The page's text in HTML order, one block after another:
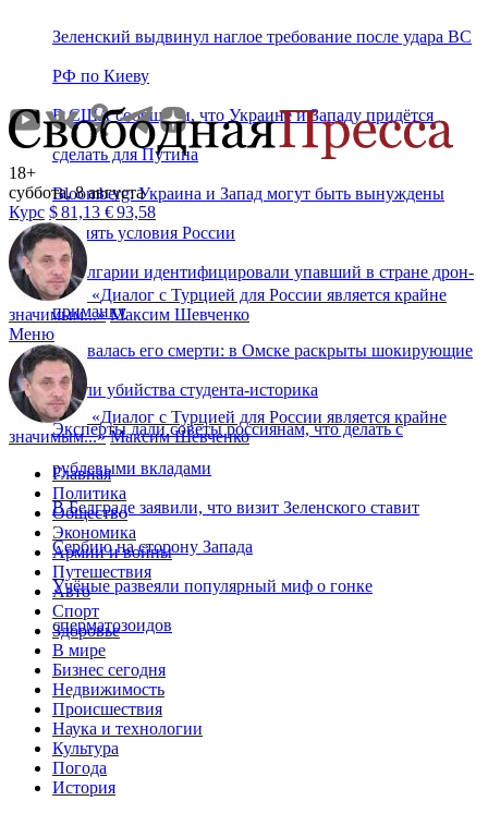
Зеленский выдвинул наглое требование после удара ВС
РФ по Киеву
В США сообщили, что Украине и Западу придётся
сделать для Путина
Bloomberg: Украина и Запад могут быть вынуждены
принять условия России
В Болгарии идентифицировали упавший в стране дрон-
приманку
Радовалась его смерти: в Омске раскрыты шокирующие
детали убийства студента‑историка
Эксперты дали советы россиянам, что делать с
рублевыми вкладами
В Белграде заявили, что визит Зеленского ставит
Сербию на сторону Запада
Учёные развеяли популярный миф о гонке
сперматозоидов
18+
суббота, 8 августа
Курс $81,13 €93,58
«Диалог с Турцией для России является крайне
значимым...» Максим Шевченко
Меню
«Диалог с Турцией для России является крайне
значимым...» Максим Шевченко
Главная
Политика
Общество
Экономика
Армии и войны
Путешествия
Авто
Спорт
Здоровье
В мире
Бизнес сегодня
Недвижимость
Происшествия
Наука и технологии
Культура
Погода
История